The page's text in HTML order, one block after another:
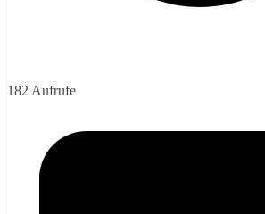
182 Aufrufe